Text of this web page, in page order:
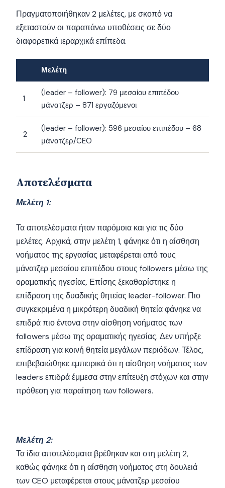
Πραγματοποιήθηκαν 2 μελέτες, με σκοπό να
εξεταστούν οι παραπάνω υποθέσεις σε δύο
διαφορετικά ιεραρχικά επίπεδα.
Μελέτη
1
(leader – follower): 79 μεσαίου επιπέδου
μάνατζερ – 871 εργαζόμενοι
2
(leader – follower): 596 μεσαίου επιπέδου – 68
μάνατζερ/CEO
Αποτελέσματα
Μελέτη 1:
Τα αποτελέσματα ήταν παρόμοια και για τις δύο
μελέτες. Αρχικά, στην μελέτη 1, φάνηκε ότι η αίσθηση
νοήματος της εργασίας μεταφέρεται από τους
μάνατζερ μεσαίου επιπέδου στους followers μέσω της
οραματικής ηγεσίας. Επίσης ξεκαθαρίστηκε η
επίδραση της δυαδικής θητείας leader-follower. Πιο
συγκεκριμένα η μικρότερη δυαδική θητεία φάνηκε να
επιδρά πιο έντονα στην αίσθηση νοήματος των
followers μέσω της οραματικής ηγεσίας. Δεν υπήρξε
επίδραση για κοινή θητεία μεγάλων περιόδων. Τέλος,
επιβεβαιώθηκε εμπειρικά ότι η αίσθηση νοήματος των
leaders επιδρά έμμεσα στην επίτευξη στόχων και στην
πρόθεση για παραίτηση των followers.
Μελέτη 2:
Τα ίδια αποτελέσματα βρέθηκαν και στη μελέτη 2,
καθώς φάνηκε ότι η αίσθηση νοήματος στη δουλειά
των CEO μεταφέρεται στους μάνατζερ μεσαίου